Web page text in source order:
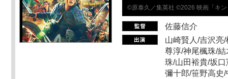
©原泰久／集英社 ©2026 映画「キ
佐藤信介
山崎賢人/吉沢亮
尊淳/神尾楓珠/
珠/山田裕貴/坂
彌十郎/笹野高史